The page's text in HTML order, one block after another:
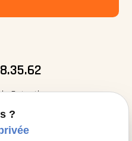
Cotentin
Georges- Montcocq
artflam.fr
?